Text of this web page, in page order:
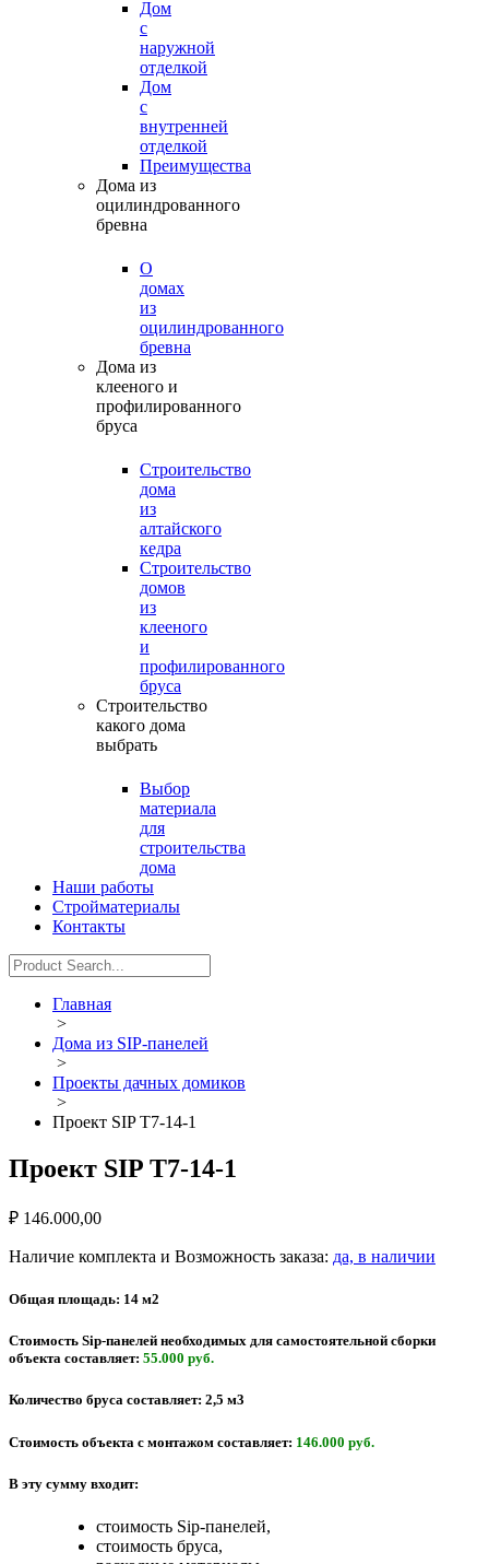
Дом
с
наружной
отделкой
Дом
с
внутренней
отделкой
Преимущества
Дома из
оцилиндрованного
бревна
О
домах
из
оцилиндрованного
бревна
Дома из
клееного и
профилированного
бруса
Строительство
дома
из
алтайского
кедра
Строительство
домов
из
клееного
и
профилированного
бруса
Строительство
какого дома
выбрать
Выбор
материала
для
строительства
дома
Наши работы
Стройматериалы
Контакты
Главная
>
Дома из SIP-панелей
>
Проекты дачных домиков
>
Проект SIP T7-14-1
Проект SIP T7-14-1
₽ 146.000,00
Наличие комплекта и Возможность заказа: да, в наличии
Общая площадь: 14 м2
Стоимость Sip-панелей необходимых для самостоятельной сборки
объекта составляет: 55.000 руб.
Количество бруса составляет: 2,5 м3
Стоимость объекта с монтажом составляет: 146.000 руб.
В эту сумму входит:
стоимость Sip-панелей,
стоимость бруса,